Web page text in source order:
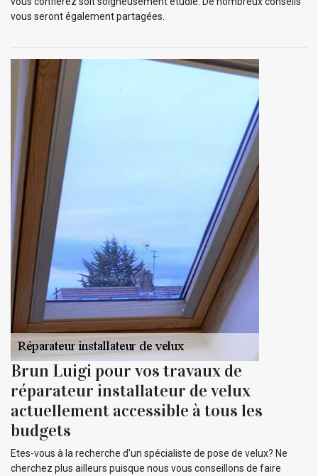
vous seront également partagées.
Brun Luigi pour vos travaux de
réparateur installateur de velux
actuellement accessible à tous les
budgets
Etes-vous à la recherche d’un spécialiste de pose de velux? Ne
cherchez plus ailleurs puisque nous vous conseillons de faire